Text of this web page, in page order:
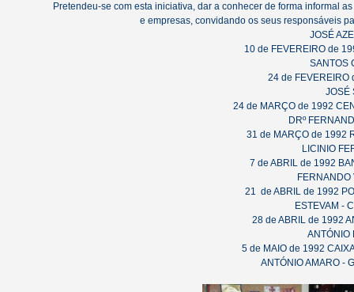
Pretendeu-se com esta iniciativa, dar a conhecer de forma informal
e empresas, convidando os seus responsáveis
JOSÉ
10 de FEVEREIRO de
SANTOS
24 de FEVEREIRO
JOSÉ
24 de MARÇO de 1992
DRº
31 de MARÇO de 1992
LICINIO
7 de ABRIL de 1992
FERNANDO
21 de ABRIL de 1992
ESTEVAM -
28 de ABRIL de 1992
ANTÓNIO
5 de MAIO de 1992
ANTÓNIO AMARO -